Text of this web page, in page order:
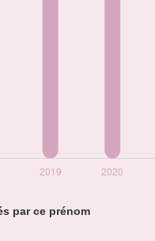
par ce prénom